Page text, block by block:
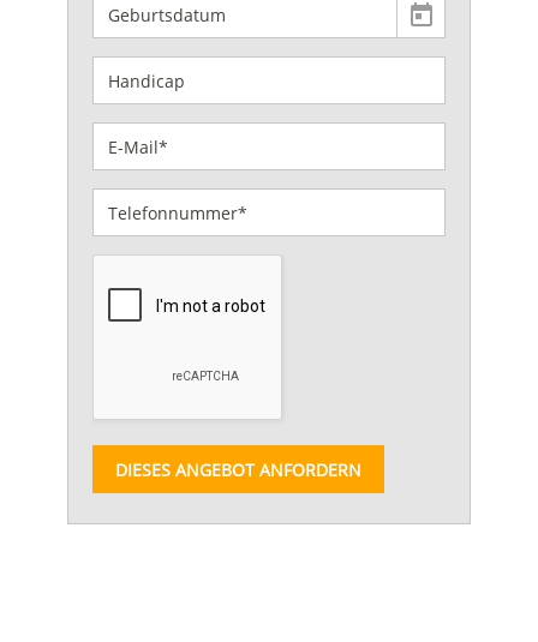
DIESES ANGEBOT ANFORDERN